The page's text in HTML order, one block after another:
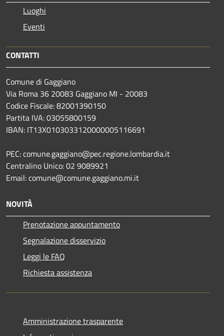
Luoghi
Eventi
CONTATTI
Comune di Gaggiano
Via Roma 36 20083 Gaggiano MI - 20083
Codice Fiscale: 82001390150
Partita IVA: 03055800159
IBAN: IT13X0103033120000005116691
PEC: comune.gaggiano@pec.regione.lombardia.it
Centralino Unico: 02 9089921
Email: comune@comune.gaggiano.mi.it
NOVITÀ
Prenotazione appuntamento
Segnalazione disservizio
Leggi le FAQ
Richiesta assistenza
Amministrazione trasparente